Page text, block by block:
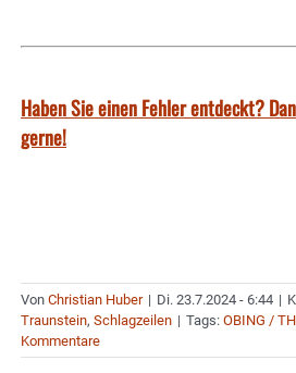
Haben Sie einen Fehler entdeckt?
gerne!
Von Christian Huber | Di. 23.7.2024 - 6:44 |
Traunstein, Schlagzeilen | Tags: OBING /
Kommentare